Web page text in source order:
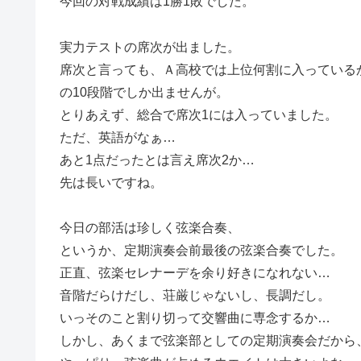
実力テストの席次が出ました。
席次と言っても、Ａ高校では上位何割に入っている
の10段階でしか出ませんが。
とりあえず、総合で席次1には入っていました。
ただ、英語がなぁ…
あと1点だったとは言え席次2か…
先は長いですね。
今日の部活は珍しく弦楽合奏、
というか、定期演奏会前最後の弦楽合奏でした。
正直、弦楽セレナーデを余り好きになれない…
音階だらけだし、荘厳じゃないし、長調だし。
いっそのこと割り切って交響曲に専念するか…
しかし、あくまで弦楽部としての定期演奏会だから